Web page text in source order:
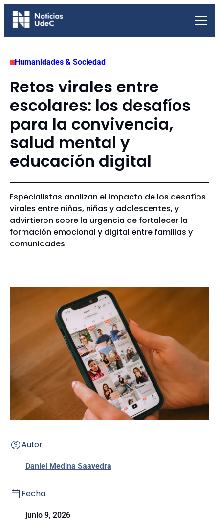
Saltar
Humanidades & Sociedad
Retos virales entre
escolares: los desafíos
para la convivencia,
salud mental y
educación digital
Especialistas analizan el impacto de los desafíos
virales entre niños, niñas y adolescentes, y
advirtieron sobre la urgencia de fortalecer la
formación emocional y digital entre familias y
comunidades.
Autor
Daniel Medina Saavedra
Fecha
junio 9, 2026